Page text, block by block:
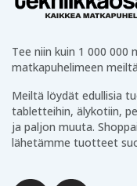
Tee niin kuin 1 000 000
matkapuhelimeen
Meiltä löydät edullisia
tabletteihin, älykotiin,
ja paljon muuta.
lähetämme tuotteet